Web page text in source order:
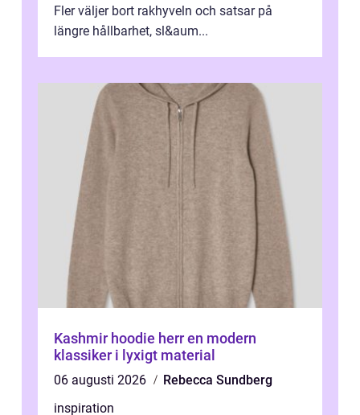
Fler väljer bort rakhyveln och satsar på
längre hållbarhet, sl&aum...
Kashmir hoodie herr en modern
klassiker i lyxigt material
06 augusti 2026
Rebecca Sundberg
inspiration